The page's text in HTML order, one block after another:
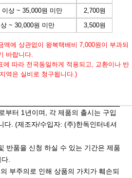
이상 ~ 35,000원 미만
2,700원
~ 30,000원 미만 3,500원
에 상관없이 왕복택배비 7,000원이 부과되
바랍니다.
에 따라 전국동일하게 적용되고, 교환이나 반
역은 실비로 청구됩니다.)
부터 1년이며, 각 제품의 출시는 구입
다. (제조자/수입자: (주)한독인터네셔
반품을 신청 하실 수 있는 기간은 제품
.
부주의로 인해 상품의 가치가 훼손되